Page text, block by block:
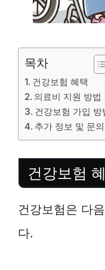
목차
건강보험 혜택
의료비 지원 방법
건강보험 가입 방
추가 정보 및 문의
건강보험
건강보험은 다
다.